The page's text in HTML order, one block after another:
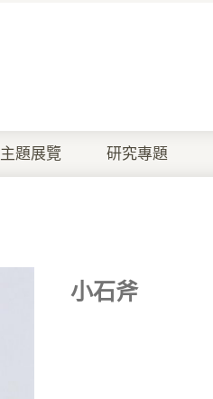
主題展覽 研究專題
小石斧